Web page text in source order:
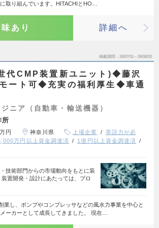
取り組んでいます。HITACHIとHO…
あり 詳細へ
掲載期間 26/07/31～26/08/20
代CMP装置新ユニット)◆藤沢
ート可◆充実の福利厚生◆車通
ニア（自動車・輸送機器）
所
円 神奈川県 上場企業
英語力が必
万円以上資金調達済
1億円以上資金調達済
技術部門からの市場動向をもとに装
置開発・設計にあたっては、プロ
業し、ポンプやコンプレッサなどの風水力事業を中心と
ーカーとして成長してきました。 現在…